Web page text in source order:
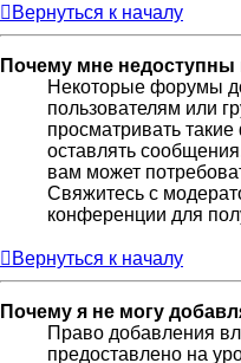
Вернуться к началу
Почему мне
Некоторые форумы
пользователям или
просматривать
оставлять
вам может
Свяжитесь с
конференции для
Вернуться к началу
Почему я не могу
Право добавления
предоставлено на